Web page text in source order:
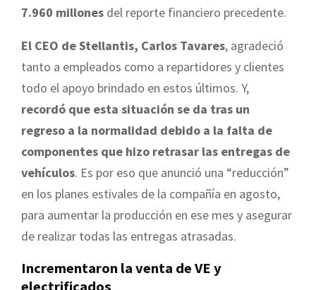
7.960 millones del reporte financiero precedente.
El CEO de Stellantis, Carlos Tavares, agradeció
tanto a empleados como a repartidores y clientes
todo el apoyo brindado en estos últimos. Y,
recordó que esta situación se da tras un
regreso a la normalidad debido a la falta de
componentes que hizo retrasar las entregas de
vehículos. Es por eso que anunció una “reducción”
en los planes estivales de la compañía en agosto,
para aumentar la producción en ese mes y asegurar
de realizar todas las entregas atrasadas.
Incrementaron la venta de VE y
electrificados